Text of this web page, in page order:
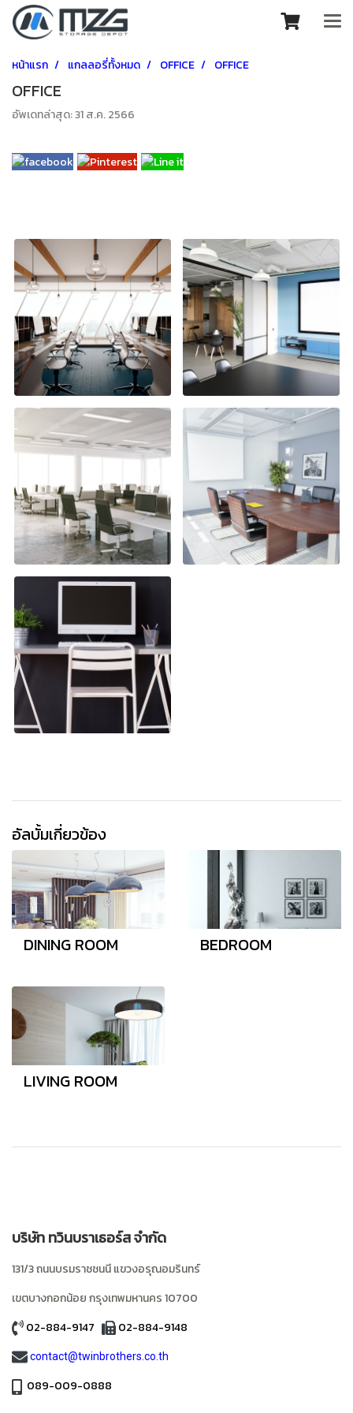
หน้าแรก แกลลอรี่ทั้งหมด OFFICE OFFICE
OFFICE
อัพเดทล่าสุด: 31 ส.ค. 2566
อัลบั้มเกี่ยวข้อง
DINING ROOM BEDROOM
LIVING ROOM
บริษัท ทวินบราเธอร์ส จำกัด
131/3 ถนนบรมราชชนนี แขวงอรุณอมรินทร์
เขตบางกอกน้อยกรุงเทพมหานคร10700
02-884-9147
02-884-9148
contact@twinbrothers.co.th
089-009-0888